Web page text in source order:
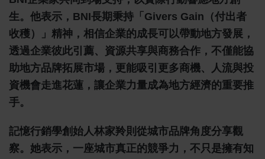
生。他表示，BNI長期秉持「Givers Gain（付出者
收穫）」精神，相信企業的成長可以帶動地方發展，
透過企業彼此引薦、資源共享與商務合作，不僅能協
助地方品牌拓展市場，更能吸引更多商機、人流與投
資機會走進花蓮，讓企業力量成為地方經濟的重要推
手。
記憶行銷學創始人林家羚則從城市品牌角度分享觀
察。她表示，一座城市真正的競爭力，不只是擁有知